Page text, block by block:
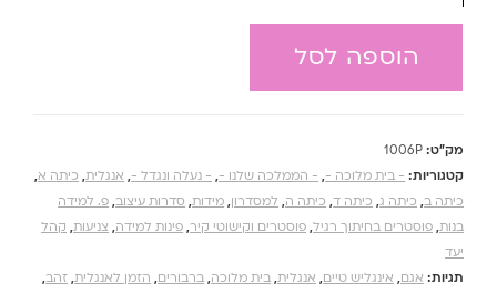
הוספה לסל
מק"ט: 1006P
קטגוריות: - בית מלוכה -, - הממלכה שלנו -, - נעלה ונגדל -, אנגלית, כיתה א,
כיתה ב, כיתה ג, כיתה ד, כיתה ה, למסדרון, מידות, סדרות עיצוב, פ. למידה
בנות, פוסטרים בחיתוך רגיל, פוסטרים וקישוטי קיר, פינות למידה, צניעות, קהל
יעד
תגיות: אגם, אינגליש טיים, אנגלית, בית מלוכה, ברבורים, הזמן לאנגלית, זהב,